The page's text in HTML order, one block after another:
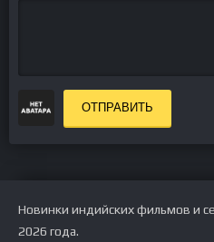
ОТПРАВИТЬ
Новинки индийских фильмов и
2026 года.